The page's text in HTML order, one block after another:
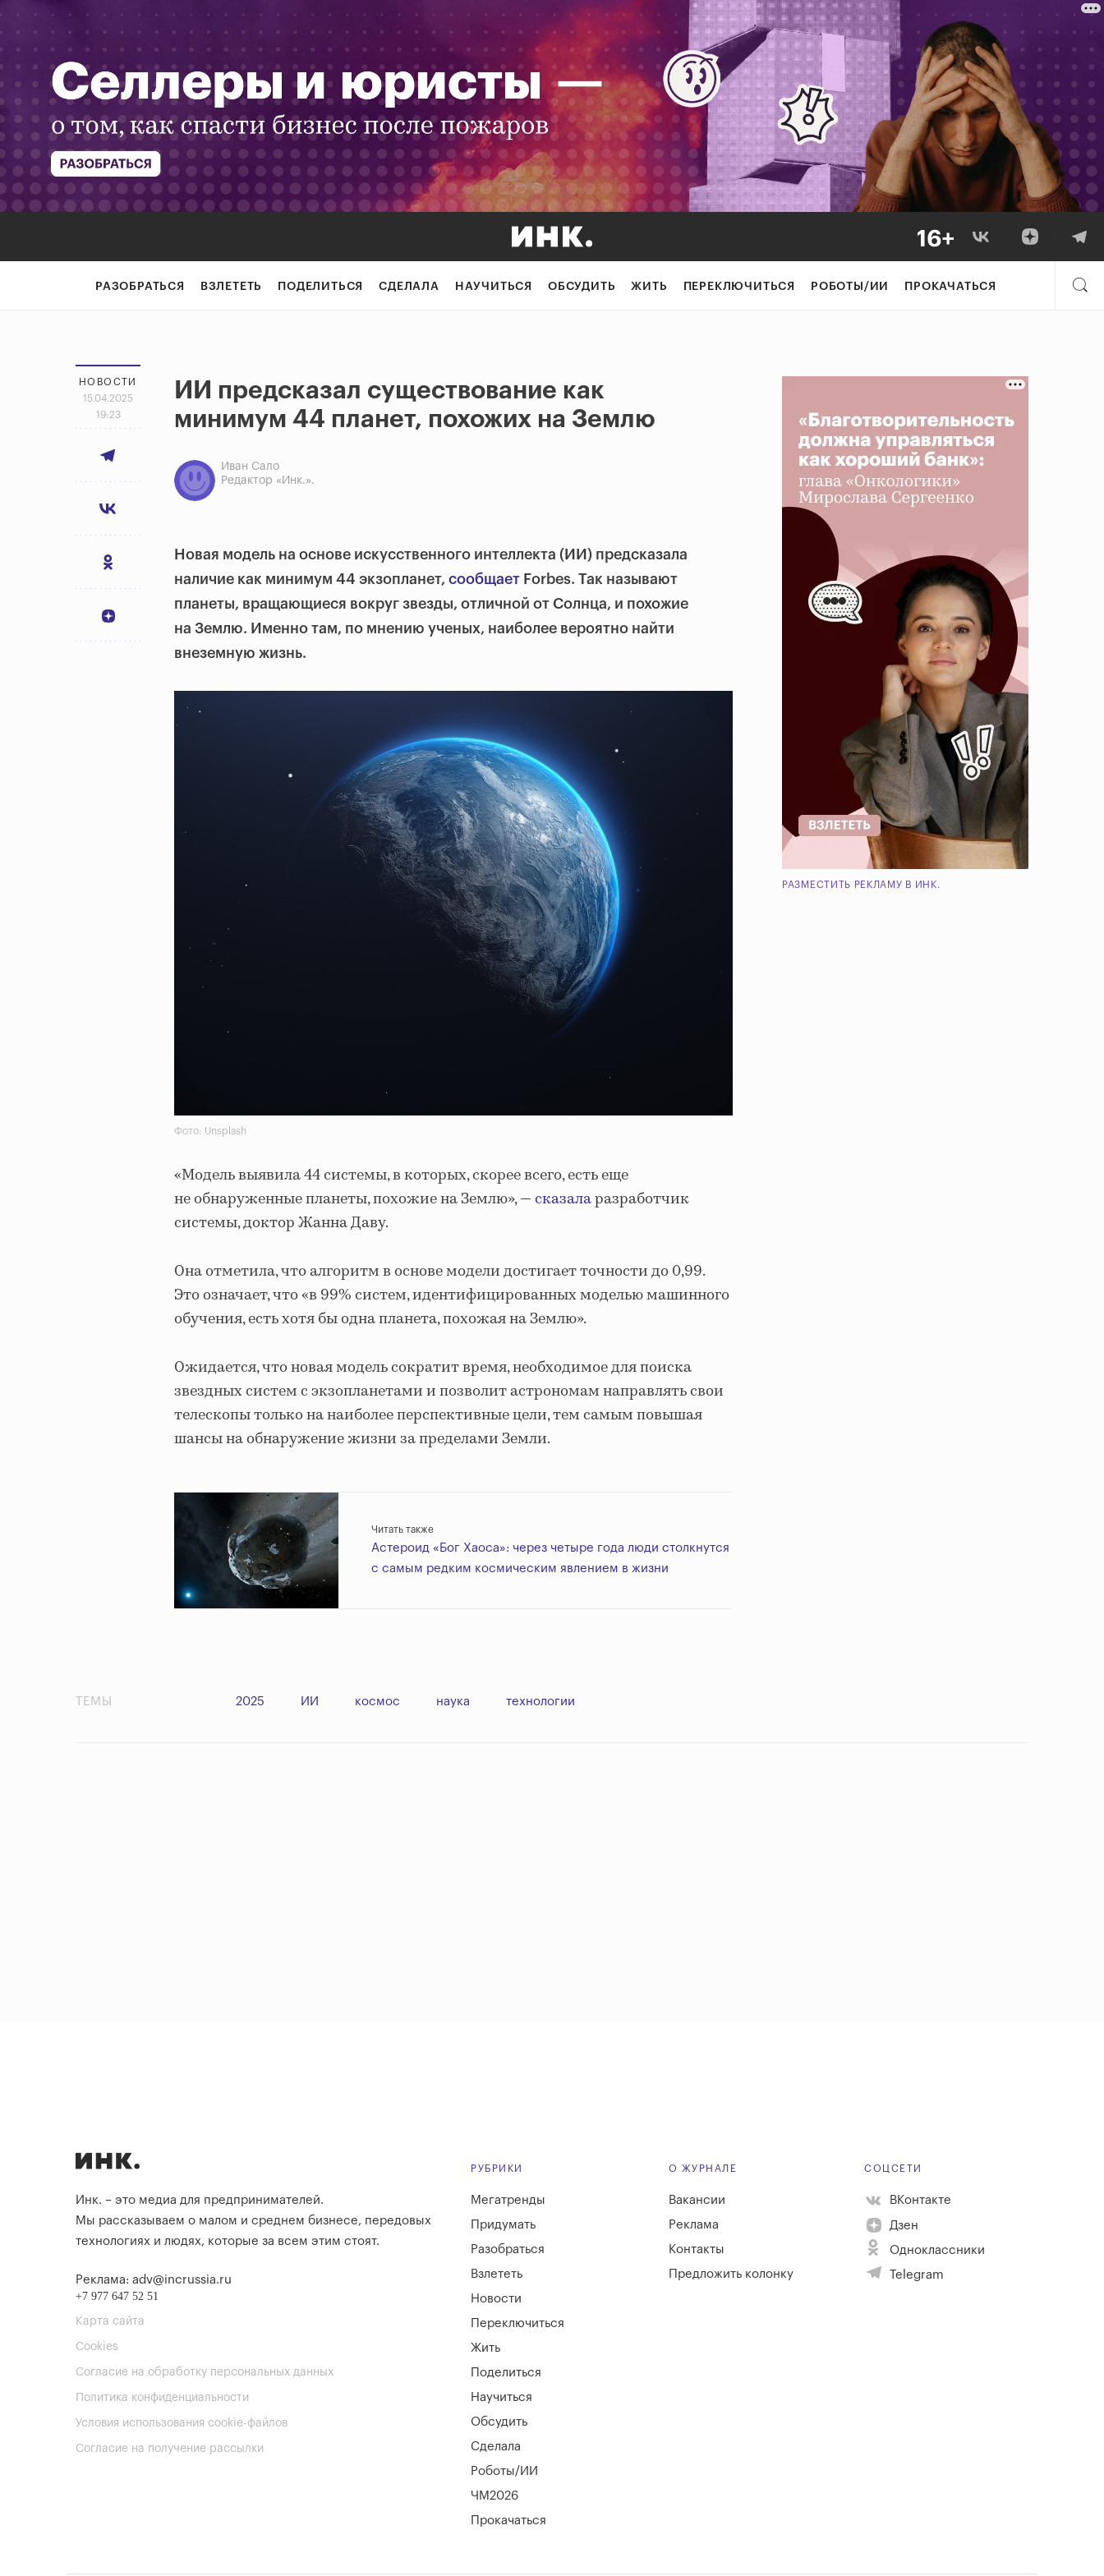
РАЗОБРАТЬСЯ ВЗЛЕТЕТЬ ПОДЕЛИТЬСЯ СДЕЛАЛА НАУЧИТЬСЯ ОБСУДИТЬ ЖИТЬ ПЕРЕКЛЮЧИТЬСЯ РОБОТЫ/ИИ ПРОКАЧАТЬСЯ
НОВОСТИ
15.04.2025
19:23
ИИ предсказал существование как
минимум 44 планет, похожих на Землю
Иван Сало
Редактор «Инк.».
Новая модель на основе искусственного интеллекта (ИИ) предсказала
наличие как минимум 44 экзопланет, сообщает Forbes. Так называют
планеты, вращающиеся вокруг звезды, отличной от Солнца, и похожие
на Землю. Именно там, по мнению ученых, наиболее вероятно найти
внеземную жизнь.
Фото: Unsplash
«Модель выявила 44 системы, в которых, скорее всего, есть еще
не обнаруженные планеты, похожие на Землю», —сказаларазработчик
системы, доктор Жанна Даву.
Она отметила, что алгоритм в основе модели достигает точности до 0,99.
Это означает, что «в 99% систем, идентифицированных моделью машинного
обучения, есть хотя бы одна планета, похожая на Землю».
Ожидается, что новая модель сократит время, необходимое для поиска
звездных систем с экзопланетами и позволит астрономам направлять свои
телескопы только на наиболее перспективные цели, тем самым повышая
шансы на обнаружение жизни за пределами Земли.
Читать также
Астероид «Бог Хаоса»: через четыре года люди столкнутся
с самым редким космическим явлением в жизни
РАЗМЕСТИТЬ РЕКЛАМУ В ИНК.
ТЕМЫ 2025 ИИ космос наука технологии
Инк. – это медиа для предпринимателей.
Мы рассказываем о малом и среднем бизнесе, передовых
технологиях и людях, которые за всем этим стоят.
Реклама: adv@incrussia.ru
+7 977 647 52 51
Карта сайта
Cookies
Согласие на обработку персональных данных
Политика конфиденциальности
Условия использования cookie-файлов
Согласие на получение рассылки
РУБРИКИ
Мегатренды
Придумать
Разобраться
Взлететь
Новости
Переключиться
Жить
Поделиться
Научиться
Обсудить
Сделала
Роботы/ИИ
ЧМ2026
Прокачаться
О ЖУРНАЛЕ
Вакансии
Реклама
Контакты
Предложить колонку
СОЦСЕТИ
ВКонтакте
Дзен
Одноклассники
Telegram